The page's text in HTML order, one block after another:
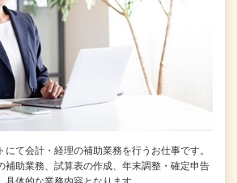
にて会計・経理の補助業務を行うお仕事です。
補助業務、試算表の作成、年末調整・確定申告